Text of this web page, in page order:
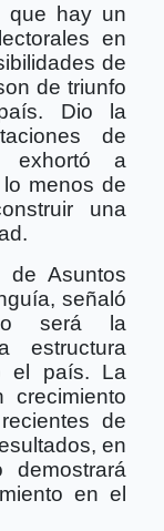
que hay un
en
de
de triunfo
Dio la
de
exhortó a
menos de
una
de Asuntos
señaló
será la
estructura
el país. La
crecimiento
de
en
demostrará
en el